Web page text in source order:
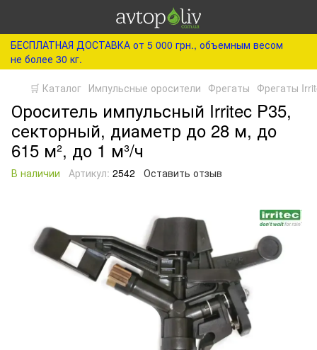
БЕСПЛАТНАЯ ДОСТАВКА от 5 000 грн., объемным весом
не более 30 кг.
🛒 Каталог Импульсные оросители Фрегаты Фрегаты
Ороситель импульсный Irritec P35,
секторный, диаметр до 28 м, до
615 м², до 1 м³/ч
В наличии Артикул: 2542 Оставить отзыв